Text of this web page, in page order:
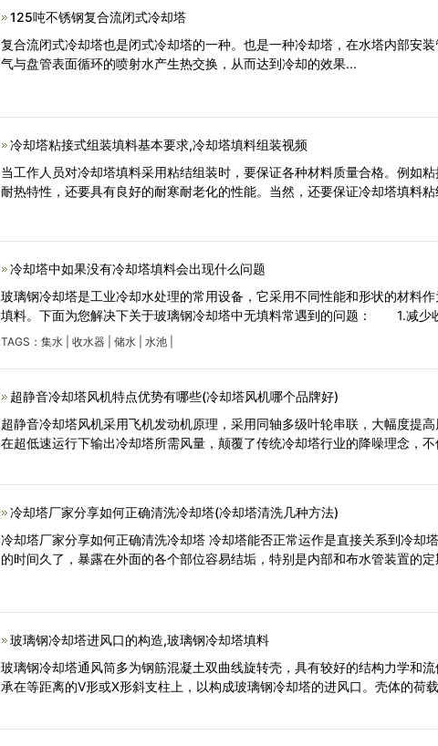
125吨不锈钢复合流闭式冷却塔
复合流闭式冷却塔也是闭式冷却塔的一种。也是一种冷却塔，在水塔内部安
气与盘管表面循环的喷射水产生热交换，从而达到冷却的效果...
冷却塔粘接式组装填料基本要求,冷却塔填料组装视频
当工作人员对冷却塔填料采用粘结组装时，要保证各种材料质量合格。例如
耐热特性，还要具有良好的耐寒耐老化的性能。当然，还要保证冷却塔填料粘
冷却塔中如果没有冷却塔填料会出现什么问题
玻璃钢冷却塔是工业冷却水处理的常用设备，它采用不同性能和形状的材料
填料。下面为您解决下关于玻璃钢冷却塔中无填料常遇到的问题： 1.减少
TAGS： 集水 收水器 储水 水池
超静音冷却塔风机特点优势有哪些(冷却塔风机哪个品牌好)
超静音冷却塔风机采用飞机发动机原理，采用同轴多级叶轮串联，大幅度提高
在超低速运行下输出冷却塔所需风量，颠覆了传统冷却塔行业的降噪理念，
冷却塔厂家分享如何正确清洗冷却塔(冷却塔清洗几种方法)
冷却塔厂家分享如何正确清洗冷却塔 冷却塔能否正常运作是直接关系到冷却
的时间久了，暴露在外面的各个部位容易结垢，特别是内部和布水管装置的定
玻璃钢冷却塔进风口的构造,玻璃钢冷却塔填料
玻璃钢冷却塔通风筒多为钢筋混凝土双曲线旋转壳，具有较好的结构力学和
承在等距离的V形或X形斜支柱上，以构成玻璃钢冷却塔的进风口。壳体的荷